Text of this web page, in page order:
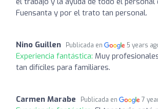
Fuensanta y por el trato tan personal.
Nino Guillen Publicada en 5 years
Experiencia fantástica: Muy
tan difíciles para familiares.
Carmen Marabe Publicada en 7